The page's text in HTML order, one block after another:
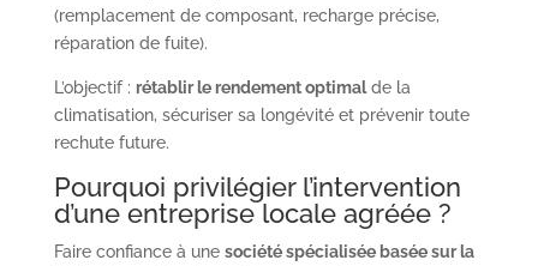
(remplacement de composant, recharge précise,
réparation de fuite).
L’objectif : rétablir le rendement optimalde la
climatisation, sécuriser sa longévité et prévenir toute
rechute future.
Pourquoi privilégier l’intervention
d’une entreprise locale agréée ?
Faire confiance à une société spécialisée basée sur la